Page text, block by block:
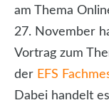
am Thema
27. November
Vortrag zum
der EFS
Dabei handelt